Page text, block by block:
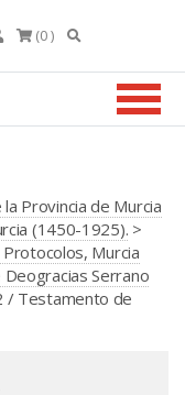
(0 )
Provincia de Murcia
(1450-1925). >
Murcia
Serrano
/ Testamento de